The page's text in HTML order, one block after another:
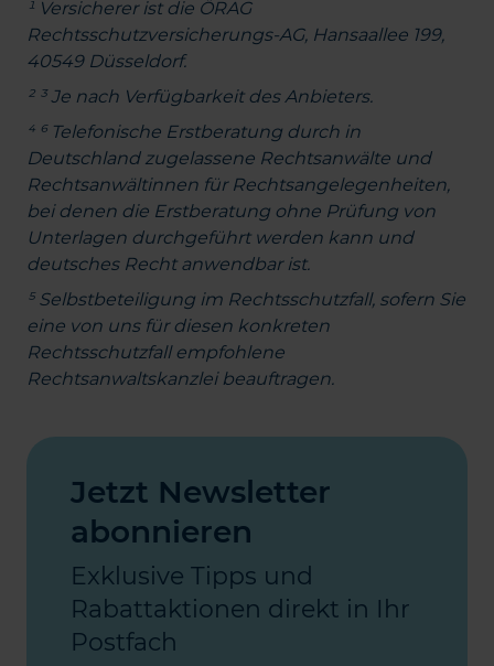
¹ Versicherer ist die ÖRAG
Rechtsschutzversicherungs-AG, Hansaallee 199,
40549 Düsseldorf.
² ³ Je nach Verfügbarkeit des Anbieters.
⁴ ⁶ Telefonische Erstberatung durch in
Deutschland zugelassene Rechtsanwälte und
Rechtsanwältinnen für Rechtsangelegenheiten,
bei denen die Erstberatung ohne Prüfung von
Unterlagen durchgeführt werden kann und
deutsches Recht anwendbar ist.
⁵ Selbstbeteiligung im Rechtsschutzfall, sofern Sie
eine von uns für diesen konkreten
Rechtsschutzfall empfohlene
Rechtsanwaltskanzlei beauftragen.
Jetzt Newsletter
abonnieren
Exklusive Tipps und
Rabattaktionen direkt in Ihr
Postfach